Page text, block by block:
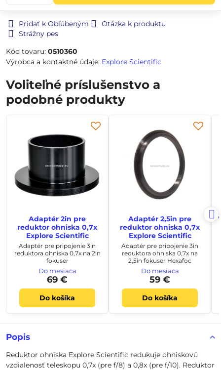
Pridať k Obľúbeným
Otázka k produktu
Strážny pes
Kód tovaru: 0510360
Výrobca a kontaktné údaje: Explore Scientific
Popis
Reduktor ohniska Explore Scientific redukuje ohniskovú
vzdialenosť teleskopu 0,7x (pre f/8) a 0,8x (pre f/10). Reduktor
Voliteľné príslušenstvo a
podobné produkty
Adaptér 2in pre
reduktor ohniska 0,7x
Explore Scientific
Adaptér pre pripojenie 3in
reduktora ohniska 0,7x na 2in
fokuser
Do mesiaca
69 €
Do košíka
Adaptér 2,5in pre
reduktor ohniska 0,7x
Explore Scientific
Adaptér pre pripojenie 3in
reduktora ohniska 0,7x na
2,5in fokuser Hexafoc
Do mesiaca
59 €
Do košíka